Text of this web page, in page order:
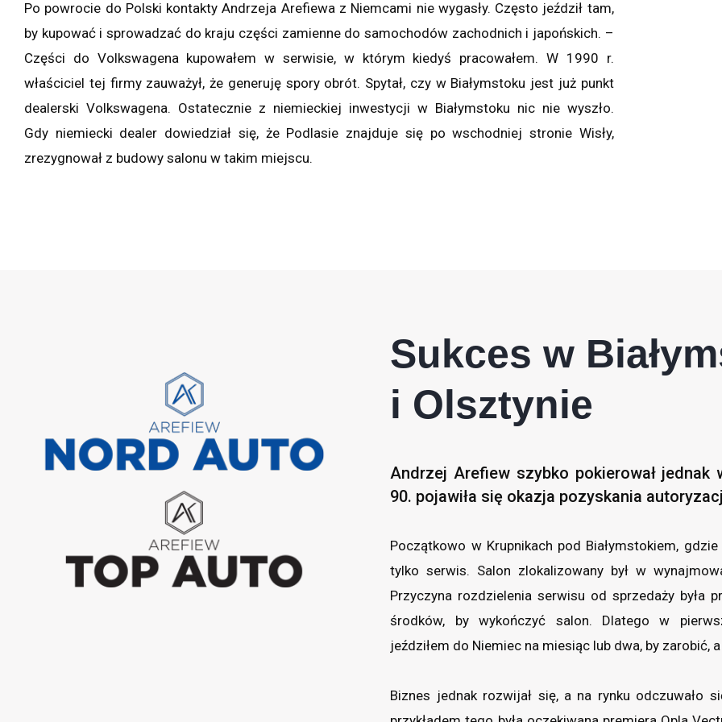
Po powrocie do Polski kontakty Andrzeja Arefiewa z Niemcami nie wygasły. Często jeździł tam,
by kupować i sprowadzać do kraju części zamienne do samochodów zachodnich i japońskich. –
Części do Volkswagena kupowałem w serwisie, w którym kiedyś pracowałem. W 1990 r.
właściciel tej firmy zauważył, że generuję spory obrót. Spytał, czy w Białymstoku jest już punkt
dealerski Volkswagena. Ostatecznie z niemieckiej inwestycji w Białymstoku nic nie wyszło.
Gdy niemiecki dealer dowiedział się, że Podlasie znajduje się po wschodniej stronie Wisły,
zrezygnował z budowy salonu w takim miejscu.
Sukces w
i Olsztynie
Andrzej Arefiew szybko pokierował jednak
90. pojawiła się okazja pozyskania
Początkowo w Krupnikach pod Białymstokiem,
tylko serwis. Salon zlokalizowany był w
Przyczyna rozdzielenia serwisu od sprzedaży była
środków, by wykończyć salon. Dlatego w
jeździłem do Niemiec na miesiąc lub dwa, by zarobić,
Biznes jednak rozwijał się, a na rynku odczuwało